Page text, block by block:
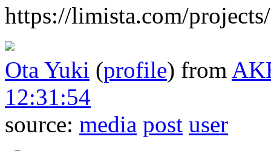
https://limista.com/
Ota Yuki (profile) from
12:31:54
source: media post user